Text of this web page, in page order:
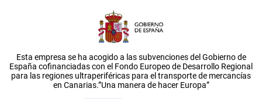
Esta empresa se ha acogido a las subvenciones del Gobierno de
España cofinanciadas con el Fondo Europeo de Desarrollo Regional
para las regiones ultraperiféricas para el transporte de mercancías
en Canarias.”Una manera de hacer Europa”